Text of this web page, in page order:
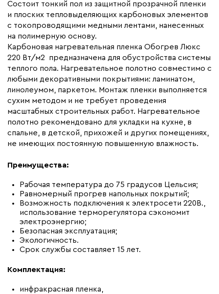
Макс. ток нагрузки (А) 6.0
Ширина (мм) 500
Толщина (мм)
Длина установочного провода, м 2x6,5
Страна производства
Гарантия (год)
Срок службы(год) 15
Вес (кг)
Коллекция
Комплекты Обогрев Люкс
50PL
Состоит тонкий пол из защитной прозрачной пленки
и плоских тепловыделяющих карбоновых элементов
с токопроводящими медными лентами, нанесенных
на полимерную основу.
Карбоновая нагревательная пленка Обогрев Люкс
220 Вт/м2 предназначена для обустройства системы
теплого пола. Нагревательное полотно совместимо с
любыми декоративными покрытиями: ламинатом,
линолеумом, паркетом. Монтаж пленки выполняется
сухим методом и не требует проведения
масштабных строительных работ. Нагревательное
полотно рекомендовано для укладки на кухне, в
спальне, в детской, прихожей и других помещениях,
не имеющих постоянную повышенную влажность.
Преимущества:
Рабочая температура до 75 градусов Цельсия;
Равномерный прогрев напольных покрытий;
Возможность подключения к электросети 220В.,
использование терморегулятора сэкономит
электроэнергию;
Безопасная эксплуатация;
Экологичность.
Срок службы составляет 15 лет.
Комплектация:
инфракрасная пленка,